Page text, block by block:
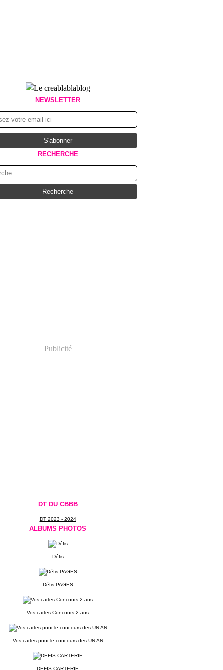
NEWSLETTER
RECHERCHE
Publicité
DT DU CBBB
DT 2023 - 2024
ALBUMS PHOTOS
Défis
Défis PAGES
Vos cartes Concours 2 ans
Vos cartes pour le concours des UN AN
DEFIS CARTERIE